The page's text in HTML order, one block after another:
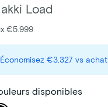
Load
€5.999
Économisez €3.327 vs achat
disponibles